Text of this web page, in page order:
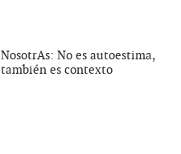
NosotrAs: No es autoestima,
también es contexto